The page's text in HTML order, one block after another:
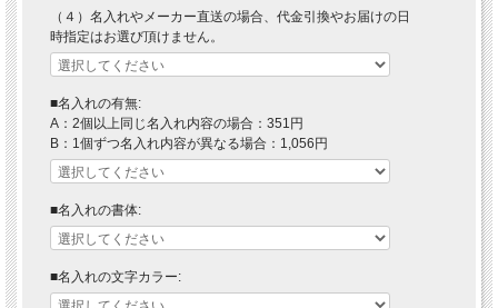
（４）名入れやメーカー直送の場合、代金引換やお届けの日
時指定はお選び頂けません。
■名入れの有無:
A：2個以上同じ名入れ内容の場合：351円
B：1個ずつ名入れ内容が異なる場合：1,056円
■名入れの書体:
■名入れの文字カラー: